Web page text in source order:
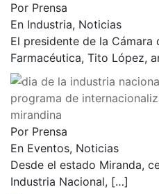
Por Prensa
En Industria, Noticias
El presidente de la Cámara
Farmacéutica, Tito López,
programa de
mirandina
Por Prensa
En Eventos, Noticias
Desde el estado Miranda,
Industria Nacional, […]